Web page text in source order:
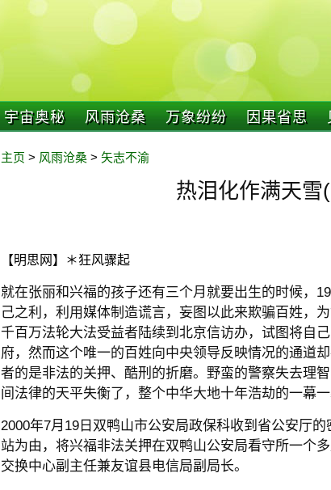
宇宙奥秘 风雨沧桑 万象纷纷 因果省思
主页 > 风雨沧桑 > 矢志不渝
热泪化作满天雪
【明思网】＊狂风骤起
就在张丽和兴福的孩子还有三个月就要出生的时候，
己之利，利用媒体制造谎言，妄图以此来欺骗百姓，
千百万法轮大法受益者陆续到北京信访办，试图将自
府，然而这个唯一的百姓向中央领导反映情况的通道
者的是非法的关押、酷刑的折磨。野蛮的警察失去理
间法律的天平失衡了，整个中华大地十年浩劫的一幕一
2000年7月19日双鸭山市公安局政保科收到省公安厅
站为由，将兴福非法关押在双鸭山公安局看守所一个
交换中心副主任兼友谊县电信局副局长。